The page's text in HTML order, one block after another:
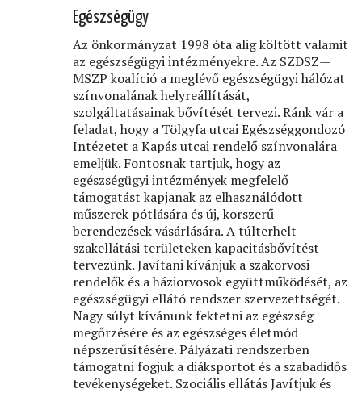
Egészségügy
Az önkormányzat 1998 óta alig költött valamit
az egészségügyi intézményekre. Az SZDSZ—
MSZP koalíció a meglévő egészségügyi hálózat
színvonalának helyreállítását,
szolgáltatásainak bővítését tervezi. Ránk vár a
feladat, hogy a Tölgyfa utcai Egészséggondozó
Intézetet a Kapás utcai rendelő színvonalára
emeljük. Fontosnak tartjuk, hogy az
egészségügyi intézmények megfelelő
támogatást kapjanak az elhasználódott
műszerek pótlására és új, korszerű
berendezések vásárlására. A túlterhelt
szakellátási területeken kapacitásbővítést
tervezünk. Javítani kívánjuk a szakorvosi
rendelők és a háziorvosok együttműködését, az
egészségügyi ellátó rendszer szervezettségét.
Nagy súlyt kívánunk fektetni az egészség
megőrzésére és az egészséges életmód
népszerűsítésére. Pályázati rendszerben
támogatni fogjuk a diáksportot és a szabadidős
tevékenységeket. Szociális ellátás Javítjuk és